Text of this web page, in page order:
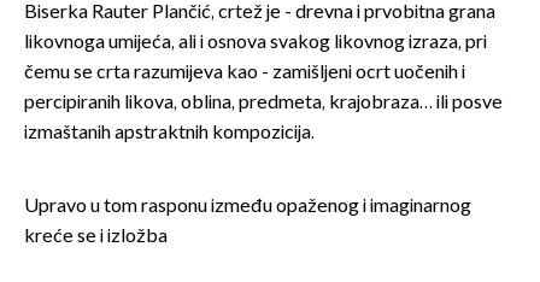
Biserka Rauter Plančić, crtež je - drevna i prvobitna grana
likovnoga umijeća, ali i osnova svakog likovnog izraza, pri
čemu se crta razumijeva kao - zamišljeni ocrt uočenih i
percipiranih likova, oblina, predmeta, krajobraza… ili posve
izmaštanih apstraktnih kompozicija.
Upravo u tom rasponu između opaženog i imaginarnog
kreće se i izložba